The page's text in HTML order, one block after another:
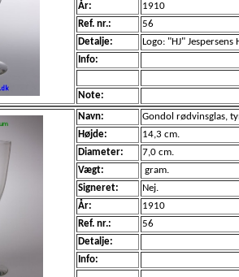
År:
1910
Ref. nr.:
56
Detalje:
Logo: "HJ" Jespersens
Info:
Note:
Navn:
Gondol rødvinsglas,
Højde:
14,3 cm.
Diameter:
7,0 cm.
Vægt:
gram.
Signeret:
Nej.
År:
1910
Ref. nr.:
56
Detalje:
Info: